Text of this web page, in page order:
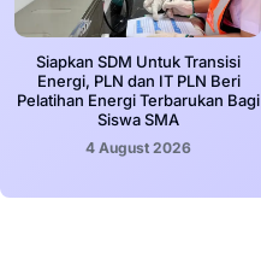
Siapkan SDM Untuk Transisi
Energi, PLN dan IT PLN Beri
Pelatihan Energi Terbarukan Bagi
Siswa SMA
4 August 2026